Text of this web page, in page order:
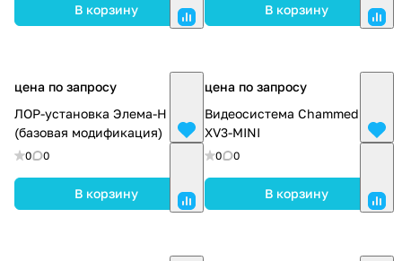
В корзину В корзину
цена по запросу
ЛОР-установка Элема-Н ЛК1
(базовая модификация)
0 0
В корзину
цена по запросу
Видеосистема Chammed
XV3-MINI
0 0
В корзину